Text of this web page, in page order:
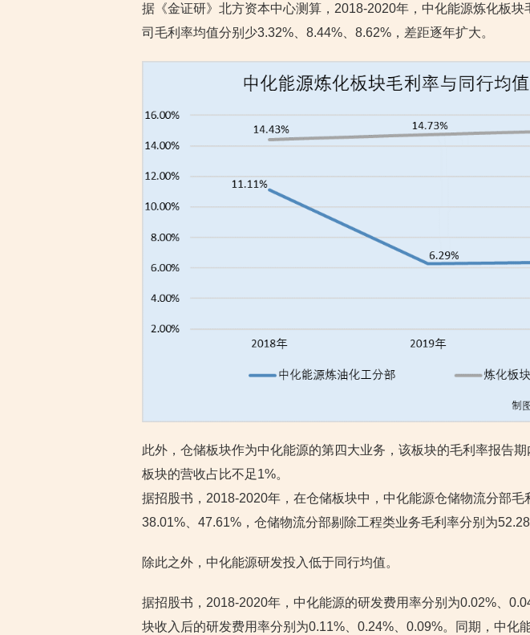
据《金证研》北方资本中心测算，2018-2020年，中化能源炼化板块
司毛利率均值分别少3.32%、8.44%、8.62%，差距逐年扩大。
此外，仓储板块作为中化能源的第四大业务，该板块的毛利率报告
板块的营收占比不足1%。
据招股书，2018-2020年，在仓储板块中，中化能源仓储物流分部毛
38.01%、47.61%，仓储物流分部剔除工程类业务毛利率分别为
除此之外，中化能源研发投入低于同行均值。
据招股书，2018-2020年，中化能源的研发费用率分别为0.02%、
块收入后的研发费用率分别为0.11%、0.24%、0.09%。同期，中化